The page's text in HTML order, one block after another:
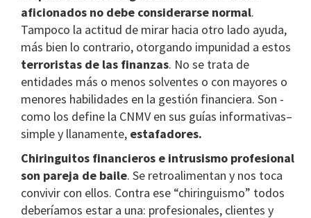
aficionados no debe considerarse normal.
Tampoco la actitud de mirar hacia otro lado ayuda,
más bien lo contrario, otorgando impunidad a estos
terroristas de las finanzas. No se trata de
entidades más o menos solventes o con mayores o
menores habilidades en la gestión financiera. Son -
como los define la CNMV en sus guías informativas–
simple y llanamente, estafadores.
Chiringuitos financieros e intrusismo profesional
son pareja de baile. Se retroalimentan y nos toca
convivir con ellos. Contra ese “chiringuismo” todos
deberíamos estar a una: profesionales, clientes y